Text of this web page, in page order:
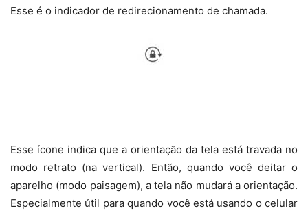
Esse é o indicador de redirecionamento de chamada.
Esse ícone indica que a orientação da tela está travada no
modo retrato (na vertical). Então, quando você deitar o
aparelho (modo paisagem), a tela não mudará a orientação.
Especialmente útil para quando você está usando o celular